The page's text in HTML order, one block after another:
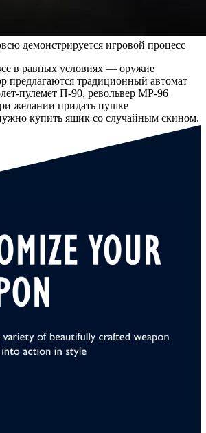
демонстрируется игровой процесс
в равных условиях — оружие
предлагаются традиционный автомат
пулемет П-90, револьвер МР-96
желании придать пушке
купить ящик со случайным скином.